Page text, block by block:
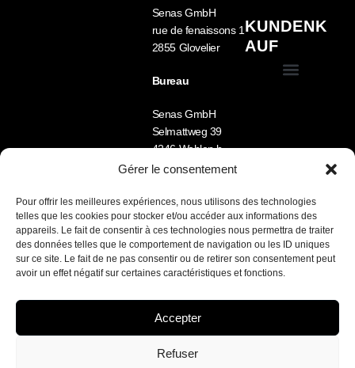
Gérer le consentement
Pour offrir les meilleures expériences, nous utilisons des technologies
telles que les cookies pour stocker et/ou accéder aux informations des
appareils. Le fait de consentir à ces technologies nous permettra de traiter
des données telles que le comportement de navigation ou les ID uniques
sur ce site. Le fait de ne pas consentir ou de retirer son consentement peut
avoir un effet négatif sur certaines caractéristiques et fonctions.
Accepter
Refuser
Senas GmbH
rue de fenaissons 1
2855 Glovelier
Bureau
Senas GmbH
Selmattweg 39
4246 Wahlen b.
Laufen
09
Lu-Ve 8h -12h /
13h30 – 17h
Nous parlons FR /
KUNDENK
AUF